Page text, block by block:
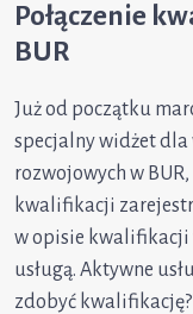
Połączenie
BUR
Już od początku
specjalny widżet dla
rozwojowych w
kwalifikacji
w opisie kwalifikacji
usługą. Aktywne
zdobyć